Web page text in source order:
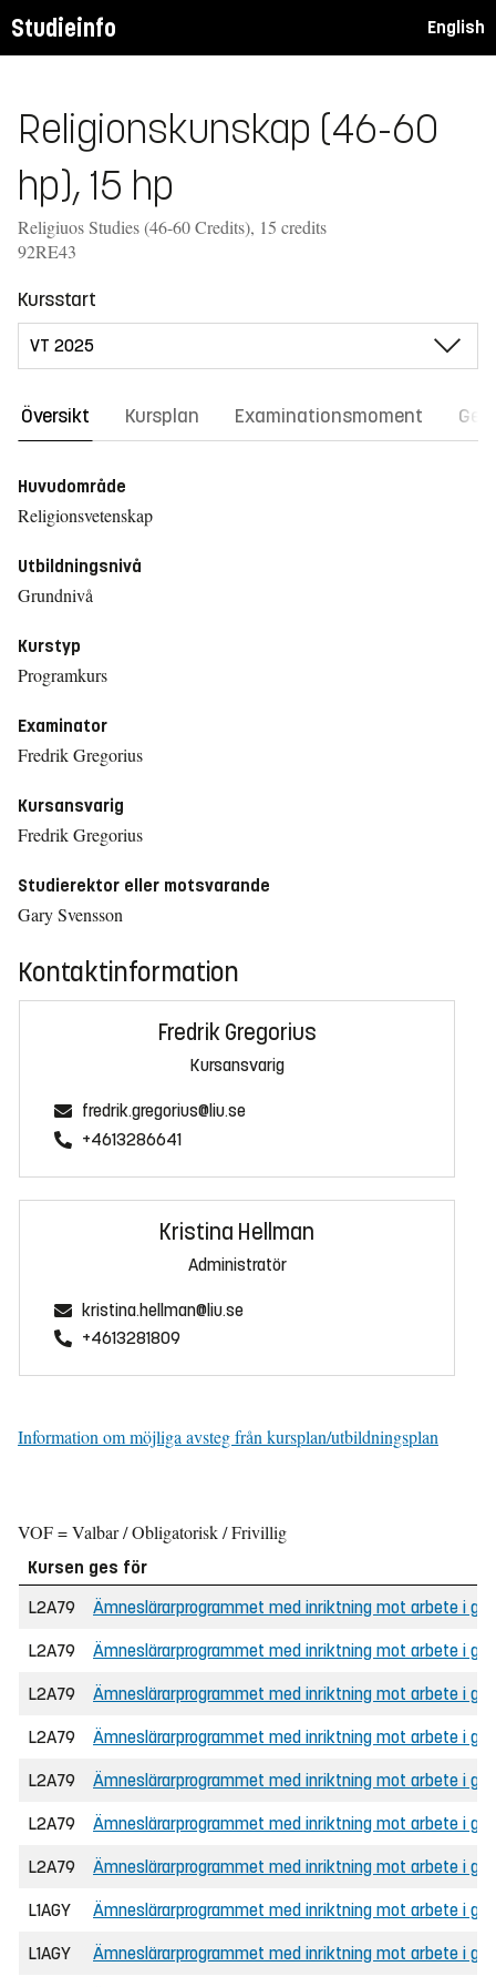
Studieinfo English
Religionskunskap (46-60
hp), 15 hp
Religiuos Studies (46-60 Credits), 15 credits
92RE43
Kursstart
Översikt Kursplan Examinationsmoment
Huvudområde
Religionsvetenskap
Utbildningsnivå
Grundnivå
Kurstyp
Programkurs
Examinator
Fredrik Gregorius
Kursansvarig
Fredrik Gregorius
Studierektor eller motsvarande
Gary Svensson
Kontaktinformation
Fredrik Gregorius
Kursansvarig
fredrik.gregorius@liu.se
+4613286641
Kristina Hellman
Administratör
kristina.hellman@liu.se
+4613281809
Information om möjliga avsteg från kursplan/utbildningsplan
VOF = Valbar / Obligatorisk / Frivillig
Kursen ges för
L2A79
Ämneslärarprogrammet med inriktning mot arbete i
L2A79 Ämneslärarprogrammet med inriktning mot arbete i
L2A79 Ämneslärarprogrammet med inriktning mot arbete i
L2A79 Ämneslärarprogrammet med inriktning mot arbete i
L2A79 Ämneslärarprogrammet med inriktning mot arbete i
L2A79 Ämneslärarprogrammet med inriktning mot arbete i
L2A79 Ämneslärarprogrammet med inriktning mot arbete i
L1AGY Ämneslärarprogrammet med inriktning mot arbete i
L1AGY Ämneslärarprogrammet med inriktning mot arbete i